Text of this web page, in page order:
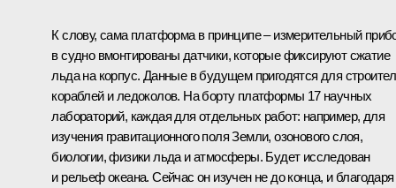
К слову, сама платформа в принципе – измерительный
в судно вмонтированы датчики, которые фиксируют сжатие
льда на корпус. Данные в будущем пригодятся для
кораблей и ледоколов. На борту платформы 17 научных
лабораторий, каждая для отдельных работ: например, для
изучения гравитационного поля Земли, озонового слоя,
биологии, физики льда и атмосферы. Будет исследован
и рельеф океана. Сейчас он изучен не до конца, и благодаря